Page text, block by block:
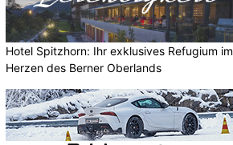
Hotel Spitzhorn: Ihr exklusives Refugium im
Herzen des Berner Oberlands